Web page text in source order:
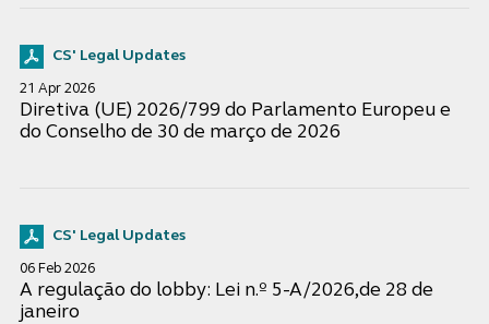
CS' Legal Updates
21 Apr 2026
Diretiva (UE) 2026/799 do Parlamento Europeu e
do Conselho de 30 de março de 2026
CS' Legal Updates
06 Feb 2026
A regulação do lobby: Lei n.º 5-A/2026,de 28 de
janeiro